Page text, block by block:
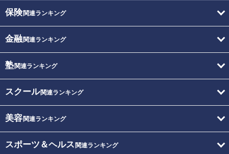
保険関連ランキング
金融関連ランキング
塾関連ランキング
スクール関連ランキング
美容関連ランキング
スポーツ＆ヘルス 関連ランキング